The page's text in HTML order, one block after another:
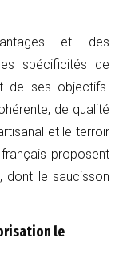
et des
spécificités de
de ses objectifs.
de qualité
et le terroir
proposent
dont le saucisson
le